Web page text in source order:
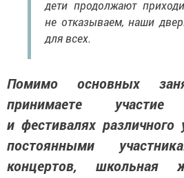
дети продолжают
не отказываем, наши
для всех.
Помимо основных
принимаете
и фестивалях различного
постоянными
концертов, школьная